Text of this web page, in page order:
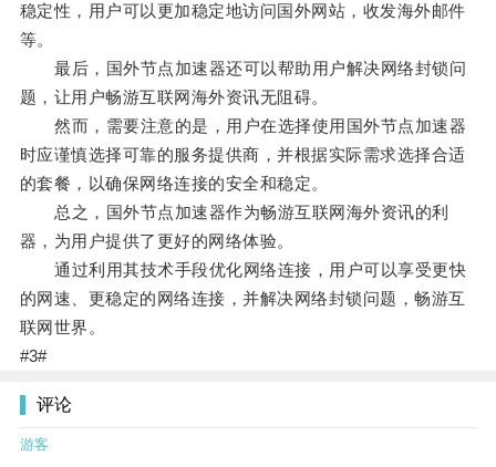
稳定性，用户可以更加稳定地访问国外网站，收发海外邮件
等。
最后，国外节点加速器还可以帮助用户解决网络封锁问
题，让用户畅游互联网海外资讯无阻碍。
然而，需要注意的是，用户在选择使用国外节点加速器
时应谨慎选择可靠的服务提供商，并根据实际需求选择合适
的套餐，以确保网络连接的安全和稳定。
总之，国外节点加速器作为畅游互联网海外资讯的利
器，为用户提供了更好的网络体验。
通过利用其技术手段优化网络连接，用户可以享受更快
的网速、更稳定的网络连接，并解决网络封锁问题，畅游互
联网世界。
#3#
评论
游客